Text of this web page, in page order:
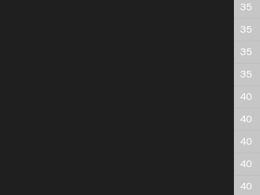
35
35
35
35
40
40
40
40
40